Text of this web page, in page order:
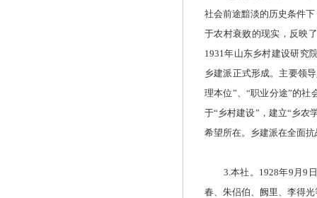
社会前途黯淡的历史条件
于农村衰败的现实，反映
1931年山东乡村建设研究
乡建派正式形成。主要领
理本位”、“职业分途”的社
于“乡村建设”，建立“乡农
希望所在。乡建派在全面
3.本社。1928年9月9日
春、朱侣伯、阙里、李得